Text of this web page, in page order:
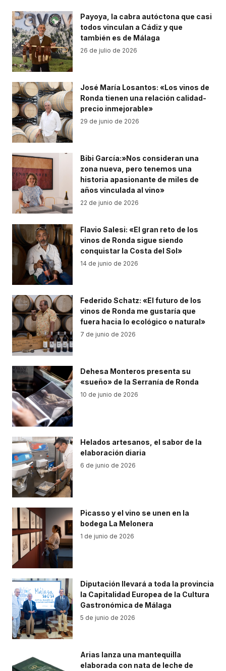
Payoya, la cabra autóctona que casi
todos vinculan a Cádiz y que
también es de Málaga
26 de julio de 2026
José María Losantos: «Los vinos de
Ronda tienen una relación calidad-
precio inmejorable»
29 de junio de 2026
Bibi García:»Nos consideran una
zona nueva, pero tenemos una
historia apasionante de miles de
años vinculada al vino»
22 de junio de 2026
Flavio Salesi: «El gran reto de los
vinos de Ronda sigue siendo
conquistar la Costa del Sol»
14 de junio de 2026
Federido Schatz: «El futuro de los
vinos de Ronda me gustaría que
fuera hacia lo ecológico o natural»
7 de junio de 2026
Dehesa Monteros presenta su
«sueño» de la Serranía de Ronda
10 de junio de 2026
Helados artesanos, el sabor de la
elaboración diaria
6 de junio de 2026
Picasso y el vino se unen en la
bodega La Melonera
1 de junio de 2026
Diputación llevará a toda la provincia
la Capitalidad Europea de la Cultura
Gastronómica de Málaga
5 de junio de 2026
Arias lanza una mantequilla
elaborada con nata de leche de